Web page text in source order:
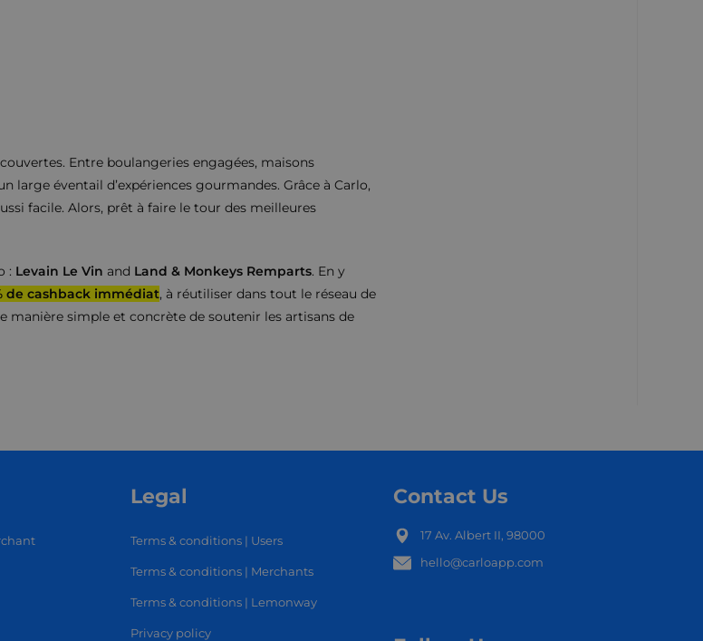
Entre boulangeries engagées, maisons
éventail d’expériences gourmandes. Grâce à Carlo,
facile. Alors, prêt à faire le tour des meilleures
: Levain Le Vin and Land & Monkeys Remparts. En y
de cashback immédiat, à réutiliser dans tout le réseau de
manière simple et concrète de soutenir les artisans de
Legal
Terms & conditions | Users
Terms & conditions | Merchants
Terms & conditions | Lemonway
Privacy policy
Contact Us
17 Av. Albert II, 98000
hello@carloapp.com